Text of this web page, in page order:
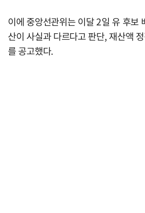
이에 중앙선관위는 이달 2일 유 후보
산이 사실과 다르다고 판단, 재산액
를 공고했다.